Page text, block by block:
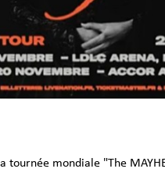
tournée mondiale "The